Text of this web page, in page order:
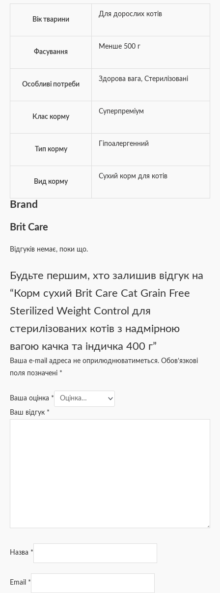
Вік тварини
Для дорослих котів
Фасування
Менше 500 г
Особливі потреби
Здорова вага, Стерилізовані
Клас корму
Суперпреміум
Тип корму
Гіпоалергенний
Вид корму
Сухий корм для котів
Brand
Brit Care
Відгуків немає, поки що.
Будьте першим, хто залишив відгук на
“Корм сухий Brit Care Cat Grain Free
Sterilized Weight Control для
стерилізованих котів з надмірною
вагою качка та індичка 400 г”
Ваша e-mail адреса не оприлюднюватиметься. Обов’язкові
поля позначені *
Ваша оцінка *
Ваш відгук *
Назва *
Email *